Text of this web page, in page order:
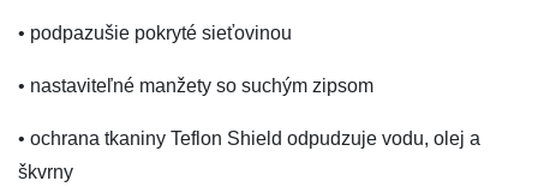
• podpazušie pokryté sieťovinou
• nastaviteľné manžety so suchým zipsom
• ochrana tkaniny Teflon Shield odpudzuje vodu, olej a
škvrny